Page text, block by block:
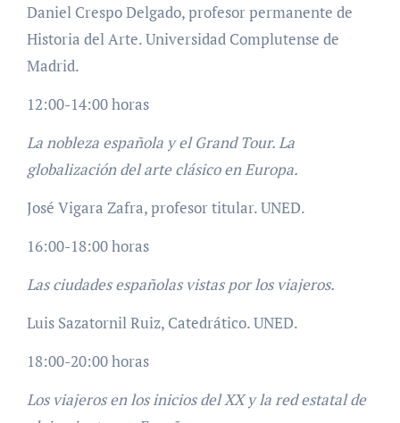
Daniel Crespo Delgado, profesor permanente de
Historia del Arte. Universidad Complutense de
Madrid.
12:00-14:00 horas
La nobleza española y el Grand Tour. La
globalización del arte clásico en Europa.
José Vigara Zafra, profesor titular. UNED.
16:00-18:00 horas
Las ciudades españolas vistas por los viajeros.
Luis Sazatornil Ruiz, Catedrático. UNED.
18:00-20:00 horas
Los viajeros en los inicios del XX y la red estatal de